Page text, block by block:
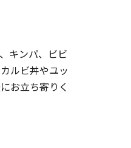
キンパ、ビビ
ルビ丼やユッ
お立ち寄りく